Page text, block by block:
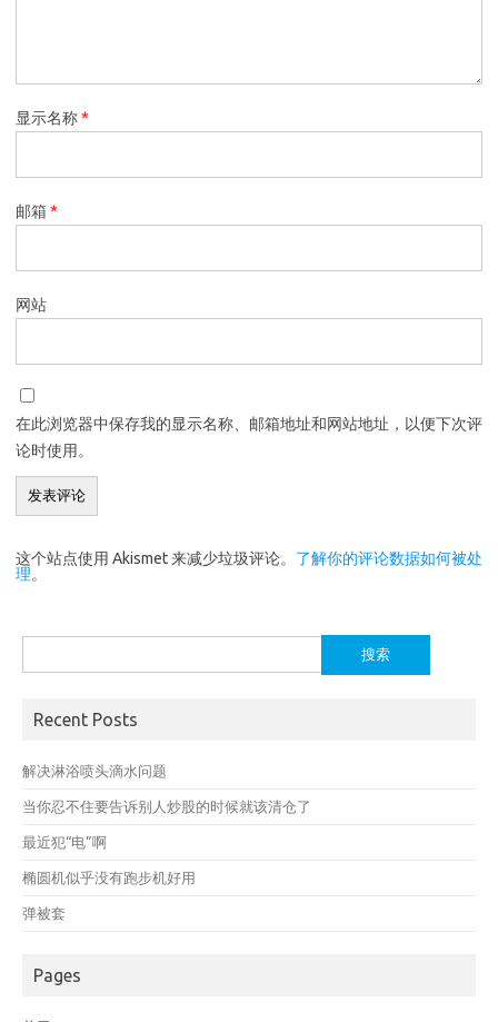
显示名称*
邮箱*
网站
在此浏览器中保存我的显示名称、邮箱地址和网站地址，以便下次评
论时使用。
这个站点使用 Akismet 来减少垃圾评论。 了解你的评论数据如何被处
理。
索：
Recent Posts
解决淋浴喷头滴水问题
当你忍不住要告诉别人炒股的时候就该清仓了
最近犯“电”啊
椭圆机似乎没有跑步机好用
弹被套
Pages